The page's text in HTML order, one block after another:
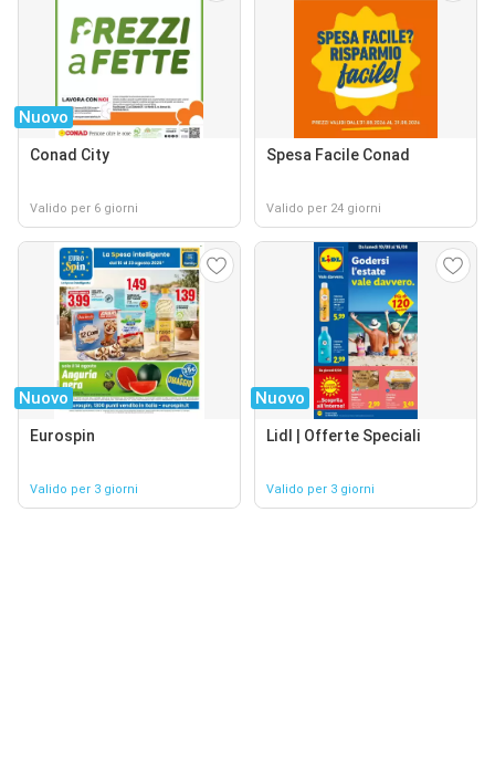
Nuovo
Conad City
Valido per 6 giorni
Spesa Facile Conad
Valido per 24 giorni
Nuovo
Eurospin
Valido per 3 giorni
Nuovo
Lidl | Offerte Speciali
Valido per 3 giorni